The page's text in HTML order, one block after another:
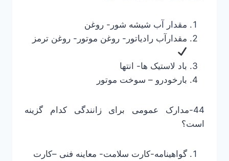
مقدار آب شیشه شور- روغن
مقدارآب رادیاتور- روغن موتور- روغن ترمز
باد لاستیک ها- انتها
بارخودرو – سوخت موتور
44-مدارک عمومی برای زانندگی کدام گزینه
است؟
گواهینامه-کارت سلامت- معاینه فنی –کارت